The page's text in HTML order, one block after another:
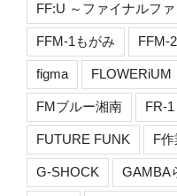
FF:U ～ファイナルフ
FFM-1もがみ FFM-
figma FLOWERiUM
FMブルー湘南 FR-
FUTURE FUNK F作
G-SHOCK GAMBA